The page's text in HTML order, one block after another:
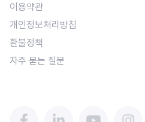
이용약관
개인정보처리방침
환불정책
자주 묻는 질문